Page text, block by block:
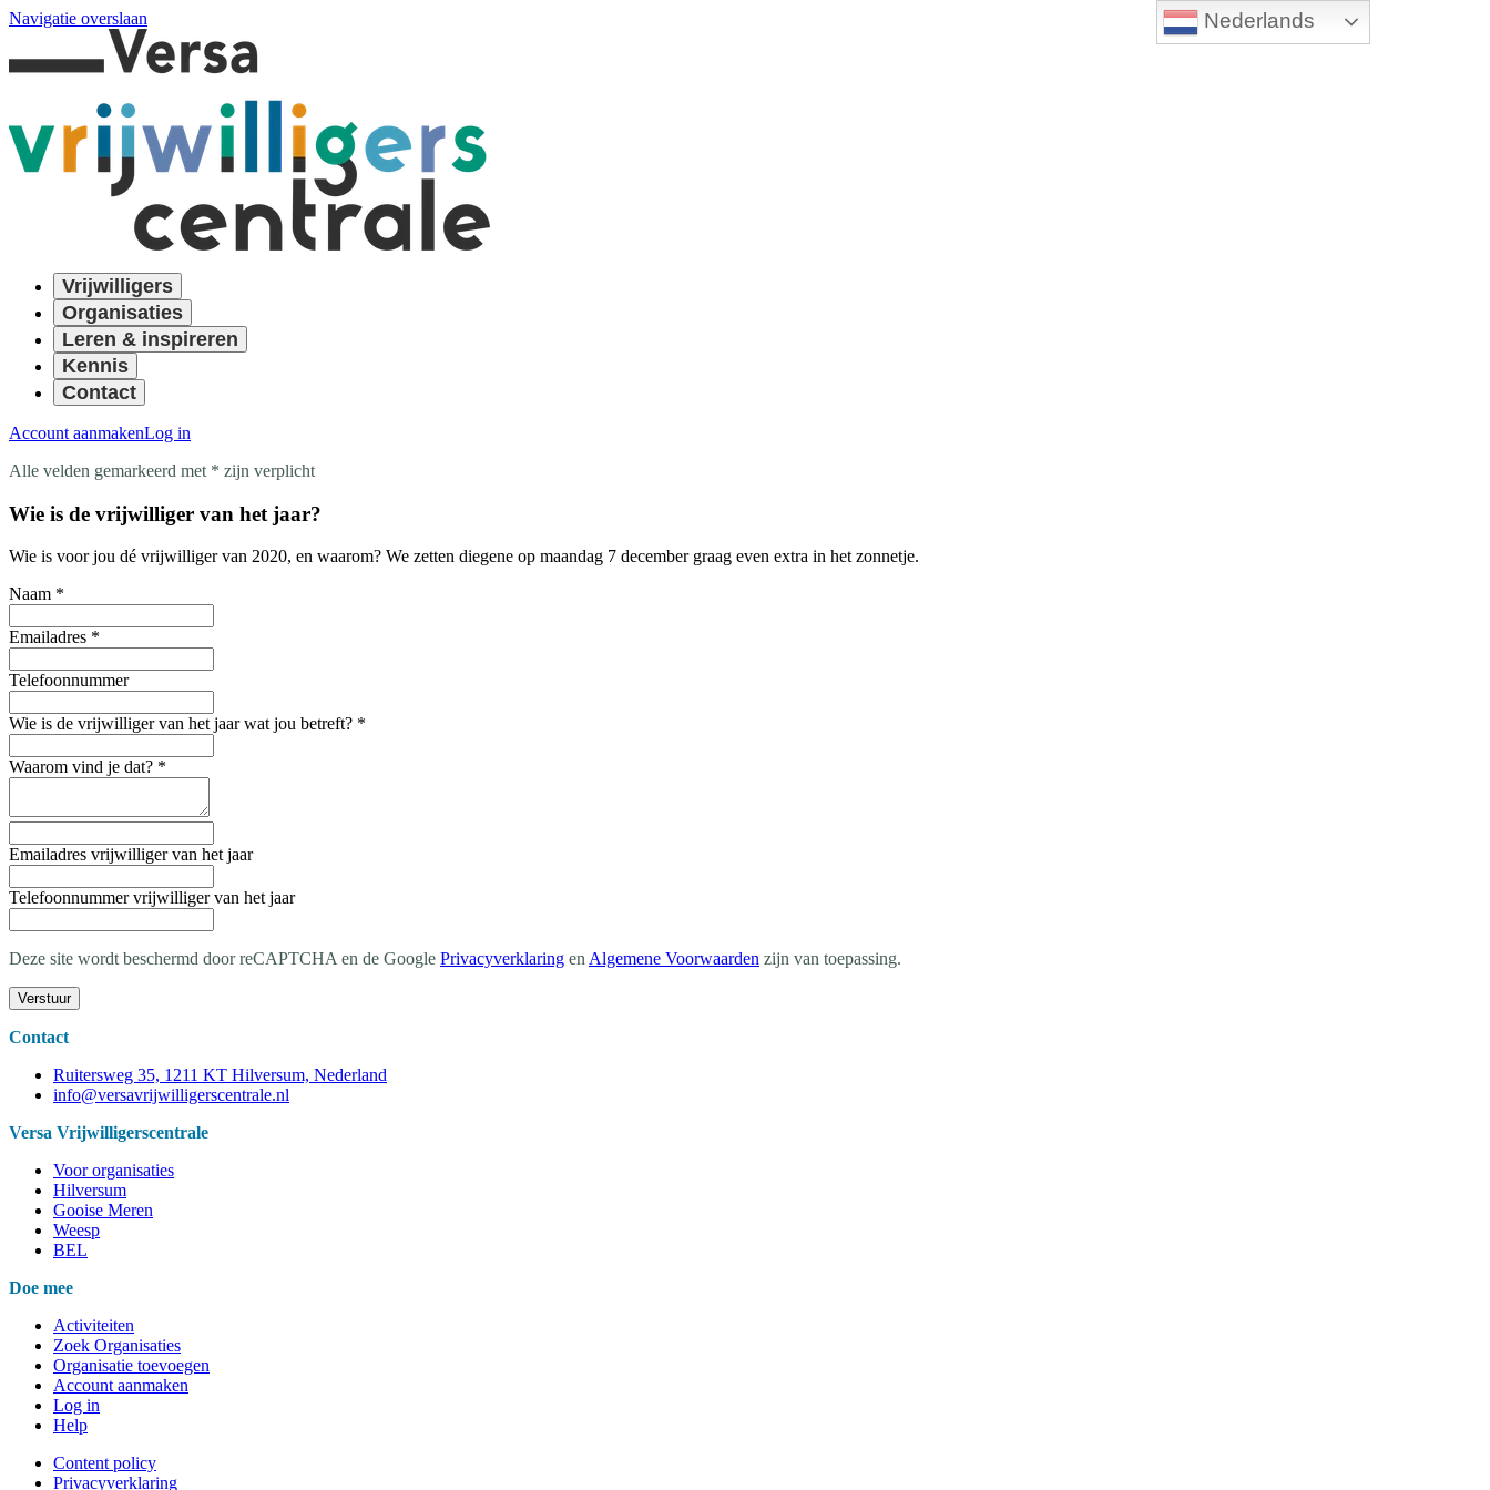
Nederlands
Navigatie overslaan
Vrijwilligers
Organisaties
Leren & inspireren
Kennis
Contact
Account aanmakenLog in
Alle velden gemarkeerd met * zijn verplicht
Wie is de vrijwilliger van het jaar?
Wie is voor jou dé vrijwilliger van 2020, en waarom? We zetten diegene op maandag 7 december graag even extra in het zonnetje.
Naam *
Emailadres *
Telefoonnummer
Wie is de vrijwilliger van het jaar wat jou betreft? *
Waarom vind je dat? *
Emailadres vrijwilliger van het jaar
Telefoonnummer vrijwilliger van het jaar
Deze site wordt beschermd door reCAPTCHA en de Google Privacyverklaring enAlgemene Voorwaarden zijn van toepassing.
Verstuur
Contact
Ruitersweg 35, 1211 KT Hilversum, Nederland
info@versavrijwilligerscentrale.nl
Versa Vrijwilligerscentrale
Voor organisaties
Hilversum
Gooise Meren
Weesp
BEL
Doe mee
Activiteiten
Zoek Organisaties
Organisatie toevoegen
Account aanmaken
Log in
Help
Content policy
Privacyverklaring